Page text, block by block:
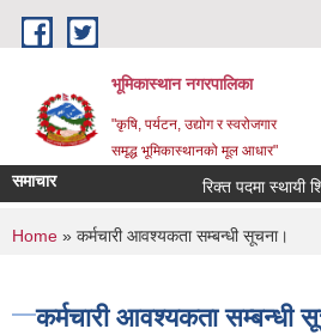
Skip to main content
भूमिकास्थान नगरपालिका
"कृषि, पर्यटन, उद्योग र स्वरोजगार
समृद्ध भूमिकास्थानको मूल आधार"
समाचार रिक्त पदमा स्थायी
You are here
Home » कर्मचारी आवश्यकता सम्बन्धी सूचना।
कर्मचारी आवश्यकता सम्बन्धी